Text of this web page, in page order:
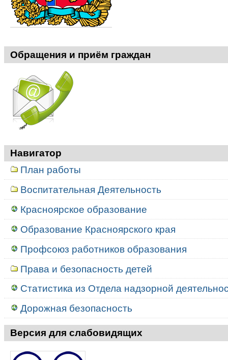
Обращения и приём граждан
Навигатор
План работы
Воспитательная Деятельность
Красноярское образование
Образование Красноярского края
Профсоюз работников образования
Права и безопасность детей
Статистика из Отдела надзорной
Дорожная безопасность
Версия для слабовидящих